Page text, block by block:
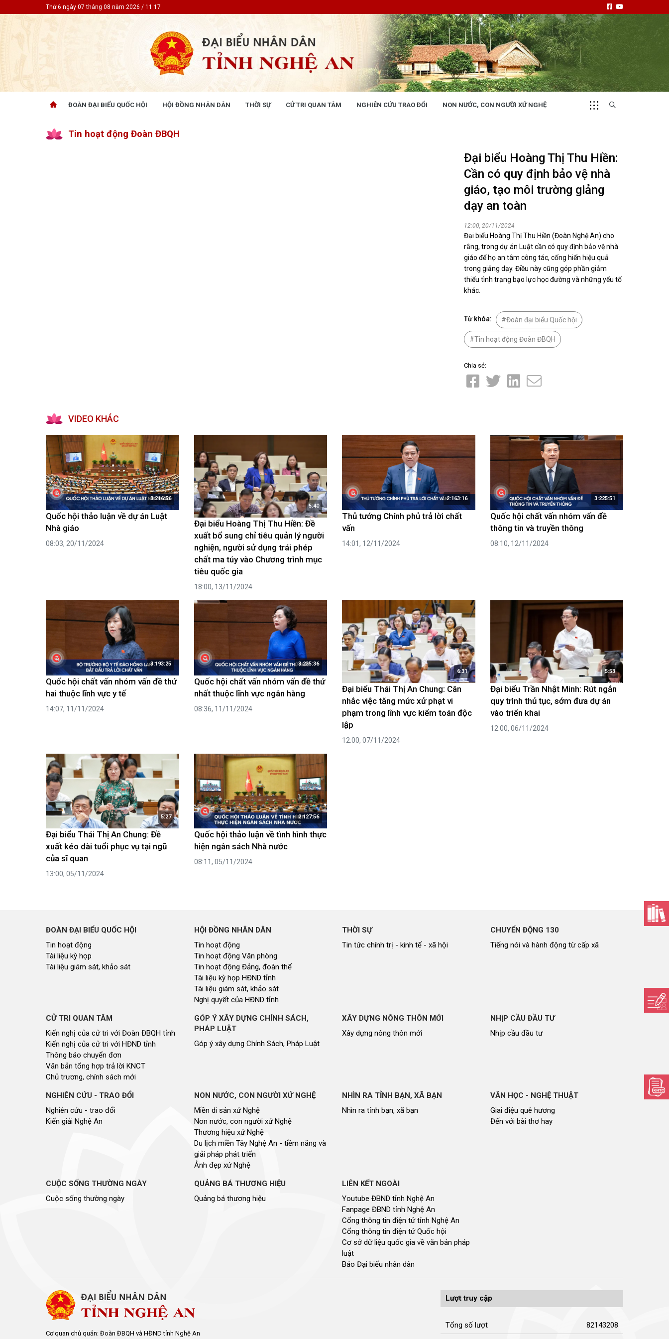
Thứ 6 ngày 07 tháng 08 năm 2026 / 11:17
ĐOÀN ĐẠI BIỂU QUỐC HỘI HỘI ĐỒNG NHÂN DÂN THỜI SỰ CỬ TRI QUAN TÂM NGHIÊN CỨU TRAO ĐỔI NON NƯỚC, CON NGƯỜI XỨ NGHỆ
Tin hoạt động
NHỊP CẦU ĐẦU TƯ
Nhịp cầu đầu tư
Đến với bài thơ hay
Cơ sở dữ liệu quốc gia về văn bản pháp
Báo Đại biểu nhân dân
Tin hoạt động Đoàn ĐBQH
Đại biểu Hoàng Thị Thu Hiền:
Cần có quy định bảo vệ nhà
giáo, tạo môi trường giảng
dạy an toàn
12:00, 20/11/2024
Đại biểu Hoàng Thị Thu Hiền (Đoàn Nghệ An) cho
rằng, trong dự án Luật cần có quy định bảo vệ nhà
giáo để họ an tâm công tác, cống hiến hiệu quả
trong giảng dạy. Điều này cũng góp phần giảm
thiểu tình trạng bạo lực học đường và những yếu tố
khác.
Từ khóa: Đoàn đại biểu Quốc hội
Tin hoạt động Đoàn ĐBQH
Chia sẻ:
VIDEO KHÁC
3:216:56
Quốc hội thảo luận về dự án Luật
Nhà giáo
08:03, 20/11/2024
5:40
Đại biểu Hoàng Thị Thu Hiền: Đề
xuất bổ sung chỉ tiêu quản lý người
nghiện, người sử dụng trái phép
chất ma túy vào Chương trình mục
tiêu quốc gia
18:00, 13/11/2024
2:163:16
Thủ tướng Chính phủ trả lời chất
vấn
14:01, 12/11/2024
3:225:51
Quốc hội chất vấn nhóm vấn đề
thông tin và truyền thông
08:10, 12/11/2024
3:193:25
Quốc hội chất vấn nhóm vấn đề thứ
hai thuộc lĩnh vực y tế
14:07, 11/11/2024
3:235:36
Quốc hội chất vấn nhóm vấn đề thứ
nhất thuộc lĩnh vực ngân hàng
08:36, 11/11/2024
6:31
Đại biểu Thái Thị An Chung: Cân
nhắc việc tăng mức xử phạt vi
phạm trong lĩnh vực kiểm toán độc
lập
12:00, 07/11/2024
5:53
Đại biểu Trần Nhật Minh: Rút ngắn
quy trình thủ tục, sớm đưa dự án
vào triển khai
12:00, 06/11/2024
5:27
Đại biểu Thái Thị An Chung: Đề
xuất kéo dài tuổi phục vụ tại ngũ
của sĩ quan
13:00, 05/11/2024
2:127:56
Quốc hội thảo luận về tình hình thực
hiện ngân sách Nhà nước
08:11, 05/11/2024
ĐOÀN ĐẠI BIỂU QUỐC HỘI
Tin hoạt động
Tài liệu kỳ họp
Tài liệu giám sát, khảo sát
HỘI ĐỒNG NHÂN DÂN
Tin hoạt động
Tin hoạt động Văn phòng
Tin hoạt động Đảng, đoàn thể
Tài liệu kỳ họp HĐND tỉnh
Tài liệu giám sát, khảo sát
Nghị quyết của HĐND tỉnh
THỜI SỰ
Tin tức chính trị - kinh tế - xã hội
CHUYỂN ĐỘNG 130
Tiếng nói và hành động từ cấp xã
CỬ TRI QUAN TÂM
Kiến nghị của cử tri với Đoàn ĐBQH tỉnh
Kiến nghị của cử tri với HĐND tỉnh
Thông báo chuyển đơn
Văn bản tổng hợp trả lời KNCT
Chủ trương, chính sách mới
GÓP Ý XÂY DỰNG CHÍNH SÁCH,
PHÁP LUẬT
Góp ý xây dựng Chính Sách, Pháp Luật
XÂY DỰNG NÔNG THÔN MỚI
Xây dựng nông thôn mới
NHỊP CẦU ĐẦU TƯ
Nhịp cầu đầu tư
NGHIÊN CỨU - TRAO ĐỔI
Nghiên cứu - trao đổi
Kiến giải Nghệ An
NON NƯỚC, CON NGƯỜI XỨ NGHỆ
Miền di sản xứ Nghệ
Non nước, con người xứ Nghệ
Thương hiệu xứ Nghệ
Du lịch miền Tây Nghệ An - tiềm năng và
giải pháp phát triển
Ảnh đẹp xứ Nghệ
NHÌN RA TỈNH BẠN, XÃ BẠN
Nhìn ra tỉnh bạn, xã bạn
VĂN HỌC - NGHỆ THUẬT
Giai điệu quê hương
Đến với bài thơ hay
CUỘC SỐNG THƯỜNG NGÀY
Cuộc sống thường ngày
QUẢNG BÁ THƯƠNG HIỆU
Quảng bá thương hiệu
LIÊN KẾT NGOÀI
Youtube ĐBND tỉnh Nghệ An
Fanpage ĐBND tỉnh Nghệ An
Cổng thông tin điện tử tỉnh Nghệ An
Cổng thông tin điện tử Quốc hội
Cơ sở dữ liệu quốc gia về văn bản pháp
luật
Báo Đại biểu nhân dân
Cơ quan chủ quản: Đoàn ĐBQH và HĐND tỉnh Nghệ An
Lượt truy cập
Tổng số lượt
82143208